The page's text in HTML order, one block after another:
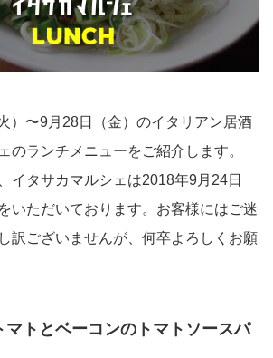
）〜9月28日（金）のイタリアン居酒
のランチメニューをご紹介します。
イタサカマルシェは2018年9月24日
いただいております。お客様にはご迷
訳ございませんが、何卒よろしくお願
トとベーコンのトマトソースパ